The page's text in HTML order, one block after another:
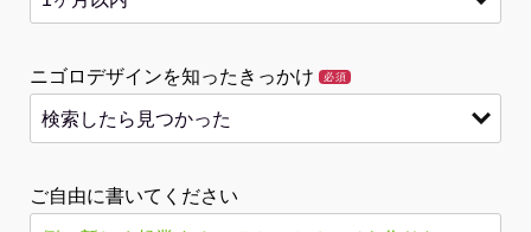
ニゴロデザインを知ったきっかけ 必須
ご自由に書いてください